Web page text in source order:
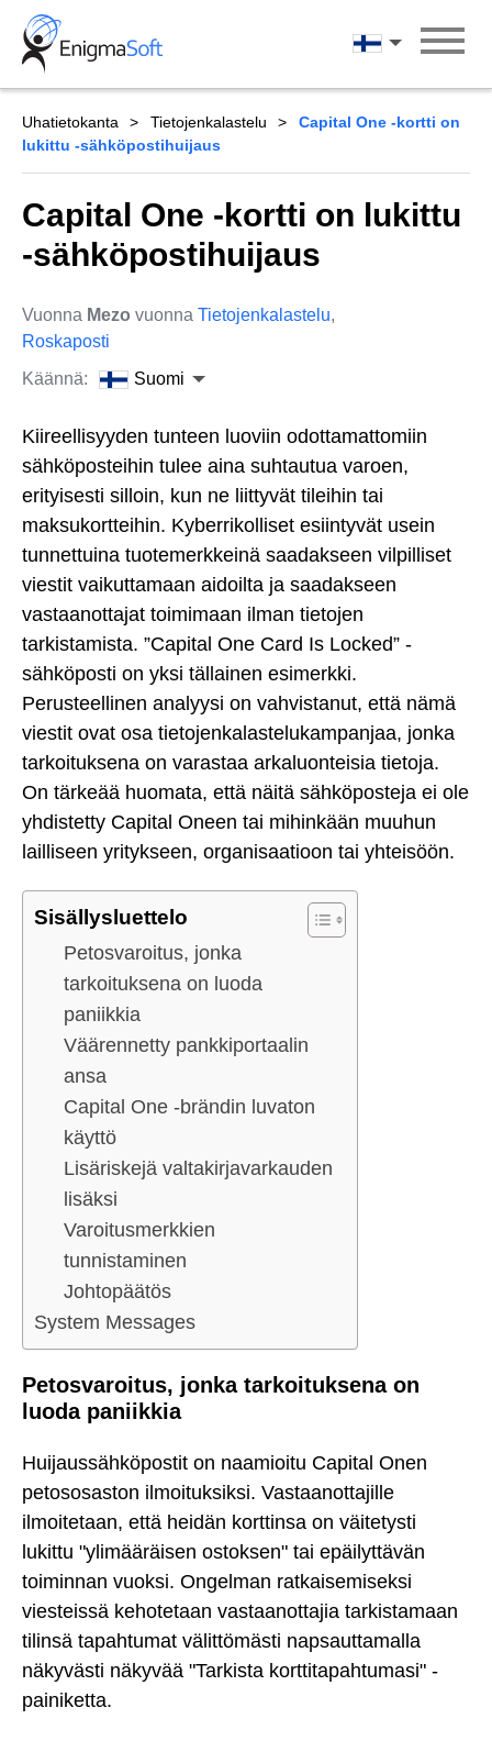
Skip
content
Suomi
Uhatietokanta Tietojenkalastelu
Capital One -kortti on
lukittu -sähköpostihuijaus
Capital One -kortti on lukittu
-sähköpostihuijaus
Vuonna Mezo vuonna Tietojenkalastelu,
Roskaposti
Käännä:
Suomi
Kiireellisyyden tunteen luoviin odottamattomiin
sähköposteihin tulee aina suhtautua varoen,
erityisesti silloin, kun ne liittyvät tileihin tai
maksukortteihin. Kyberrikolliset esiintyvät usein
tunnettuina tuotemerkkeinä saadakseen vilpilliset
viestit vaikuttamaan aidoilta ja saadakseen
vastaanottajat toimimaan ilman tietojen
tarkistamista. ”Capital One Card Is Locked” -
sähköposti on yksi tällainen esimerkki.
Perusteellinen analyysi on vahvistanut, että nämä
viestit ovat osa tietojenkalastelukampanjaa, jonka
tarkoituksena on varastaa arkaluonteisia tietoja.
On tärkeää huomata, että näitä sähköposteja ei ole
yhdistetty Capital Oneen tai mihinkään muuhun
lailliseen yritykseen, organisaatioon tai yhteisöön.
Sisällysluettelo
Petosvaroitus, jonka
tarkoituksena on luoda
paniikkia
Väärennetty pankkiportaalin
ansa
Capital One -brändin luvaton
käyttö
Lisäriskejä valtakirjavarkauden
lisäksi
Varoitusmerkkien
tunnistaminen
Johtopäätös
System Messages
Petosvaroitus, jonka tarkoituksena on
luoda paniikkia
Huijaussähköpostit on naamioitu Capital Onen
petososaston ilmoituksiksi. Vastaanottajille
ilmoitetaan, että heidän korttinsa on väitetysti
lukittu "ylimääräisen ostoksen" tai epäilyttävän
toiminnan vuoksi. Ongelman ratkaisemiseksi
viesteissä kehotetaan vastaanottajia tarkistamaan
tilinsä tapahtumat välittömästi napsauttamalla
näkyvästi näkyvää "Tarkista korttitapahtumasi" -
painiketta.